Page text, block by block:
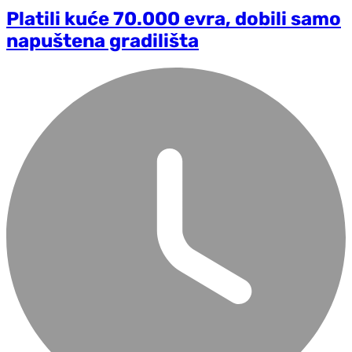
Platili kuće 70.000 evra, dobili samo
napuštena gradilišta